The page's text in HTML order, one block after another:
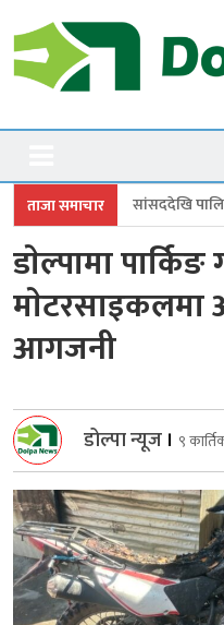
to
content
Dolpanews
ताजा समाचार
पालिकासम्मको एउटै आवाज :
डाेल्पामा
माेटरसाइकलमा
आगजनी
डोल्पा न्यूज । ९